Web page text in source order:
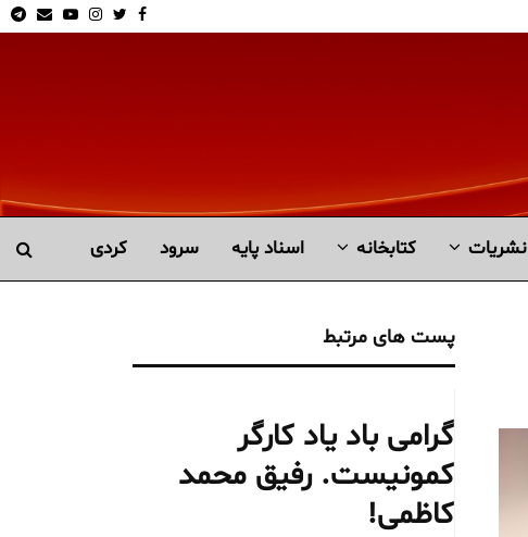
Facebook
Twitter
Instagram
Youtube
Email
نشریات کتابخانە اسناد پایه سرود کردی
پست های مرتبط
گرامی باد یاد کارگر
کمونیست. رفیق محمد
کاظمی!